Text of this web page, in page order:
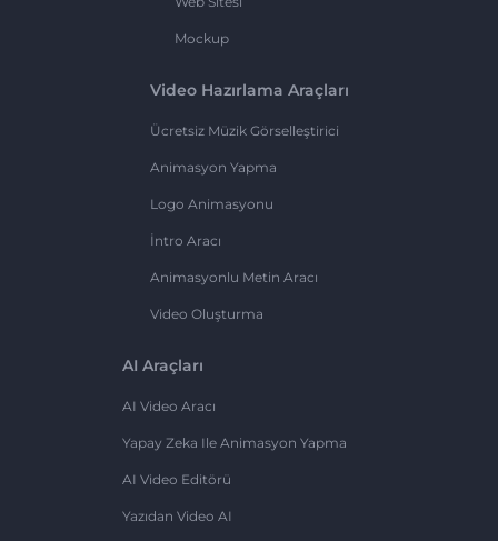
Mockup
Video Hazırlama Araçları
Ücretsiz Müzik Görselleştirici
Animasyon Yapma
Logo Animasyonu
İntro Aracı
Animasyonlu Metin Aracı
Video Oluşturma
AI Araçları
AI Video Aracı
Yapay Zeka Ile Animasyon Yapma
AI Video Editörü
Yazıdan Video AI